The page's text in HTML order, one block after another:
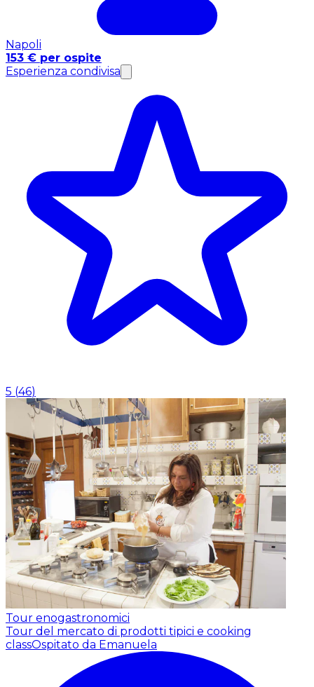
Napoli
153 € per ospite
Esperienza condivisa
5 (46)
Tour enogastronomici
Tour del mercato di prodotti tipici e cooking
classOspitato da Emanuela